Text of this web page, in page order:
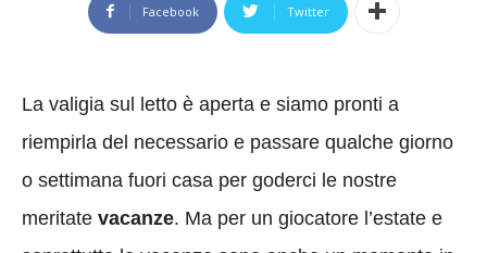
Facebook Twitter
La valigia sul letto è aperta e siamo pronti a
riempirla del necessario e passare qualche giorno
o settimana fuori casa per goderci le nostre
meritate vacanze. Ma per un giocatore l’estate e